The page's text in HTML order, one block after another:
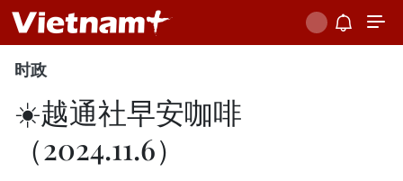
时政
☀️越通社早安咖啡
（2024.11.6）